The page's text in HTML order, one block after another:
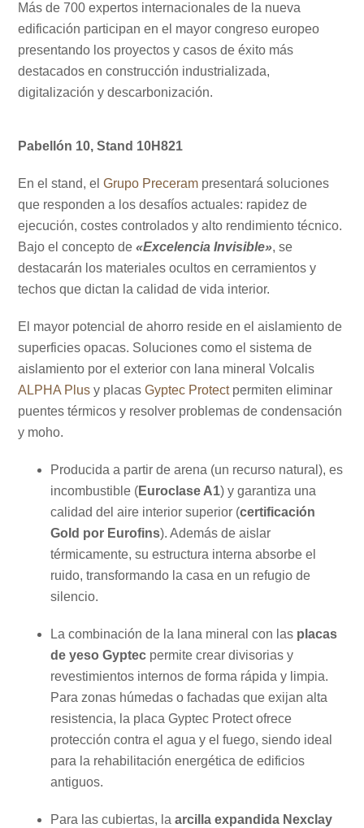
Más de 700 expertos internacionales de la nueva
edificación participan en el mayor congreso europeo
presentando los proyectos y casos de éxito más
destacados en construcción industrializada,
digitalización y descarbonización.
Pabellón 10, Stand 10H821
En el stand, elGrupo Preceram presentará soluciones
que responden a los desafíos actuales: rapidez de
ejecución, costes controlados y alto rendimiento técnico.
Bajo el concepto de«Excelencia Invisible», se
destacarán los materiales ocultos en cerramientos y
techos que dictan la calidad de vida interior.
El mayor potencial de ahorro reside en el aislamiento de
superficies opacas. Soluciones como el sistema de
aislamiento por el exterior con lana mineral Volcalis
ALPHA Plus y placasGyptec Protectpermiten eliminar
puentes térmicos y resolver problemas de condensación
y moho.
Producida a partir de arena (un recurso natural), es
incombustible (Euroclase A1) y garantiza una
calidad del aire interior superior (certificación
Gold por Eurofins). Además de aislar
térmicamente, su estructura interna absorbe el
ruido, transformando la casa en un refugio de
silencio.
La combinación de la lana mineral con las placas
de yeso Gyptec permite crear divisorias y
revestimientos internos de forma rápida y limpia.
Para zonas húmedas o fachadas que exijan alta
resistencia, la placa Gyptec Protect ofrece
protección contra el agua y el fuego, siendo ideal
para la rehabilitación energética de edificios
antiguos.
Para las cubiertas, laarcilla expandida Nexclay